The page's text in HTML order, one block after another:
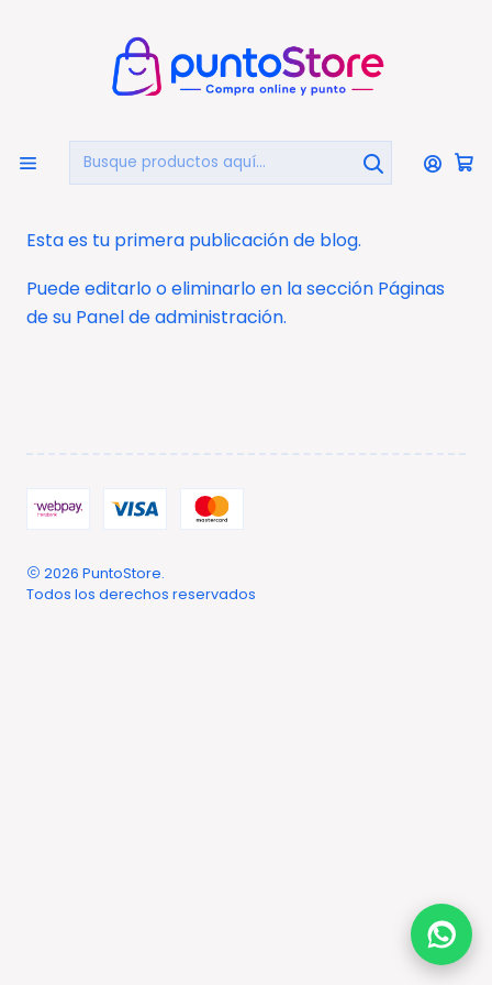
Inicio Post Entrada del Blog
Entrada del Blog
Esta es tu primera publicación de blog.
Puede editarlo o eliminarlo en la sección Páginas
de su Panel de administración.
2026 PuntoStore.
Todos los derechos reservados